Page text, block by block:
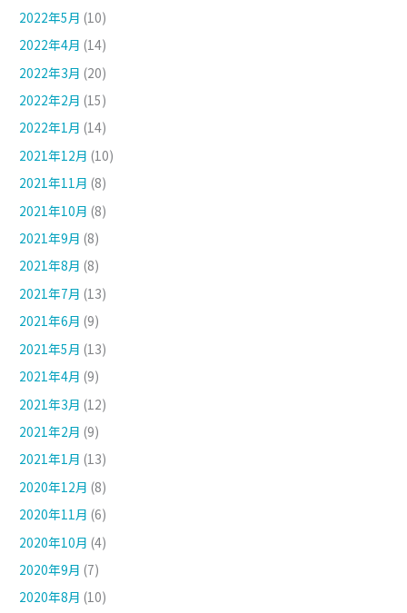
2022年5月 (10)
2022年4月 (14)
2022年3月 (20)
2022年2月 (15)
2022年1月 (14)
2021年12月 (10)
2021年11月 (8)
2021年10月 (8)
2021年9月 (8)
2021年8月 (8)
2021年7月 (13)
2021年6月 (9)
2021年5月 (13)
2021年4月 (9)
2021年3月 (12)
2021年2月 (9)
2021年1月 (13)
2020年12月 (8)
2020年11月 (6)
2020年10月 (4)
2020年9月 (7)
2020年8月 (10)